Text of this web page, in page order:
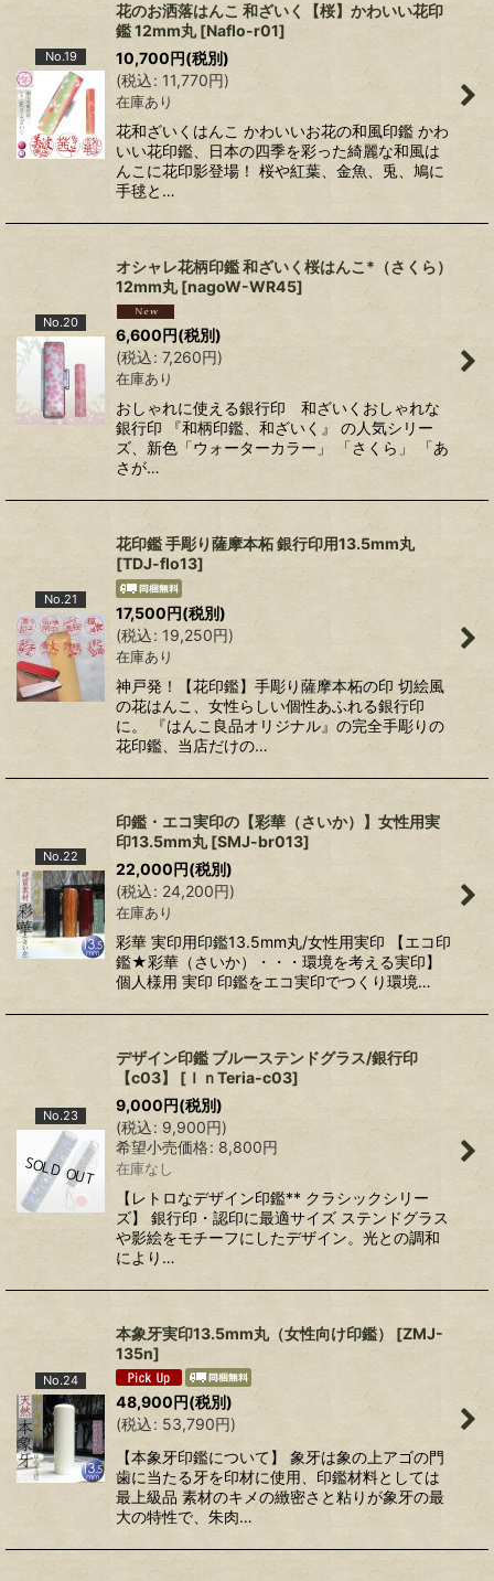
No.19
花のお洒落はんこ 和ざいく【桜】かわいい花印
鑑 12mm丸 [Naflo-r01]
10,700円(税別)
(税込: 11,770円)
在庫あり
花和ざいくはんこ かわいいお花の和風印鑑 かわ
いい花印鑑、日本の四季を彩った綺麗な和風は
んこに花印影登場！ 桜や紅葉、金魚、兎、鳩に
手毬と…
No.20
オシャレ花柄印鑑 和ざいく桜はんこ*（さくら）
12mm丸 [nagoW-WR45]
6,600円(税別)
(税込: 7,260円)
在庫あり
おしゃれに使える銀行印 和ざいくおしゃれな
銀行印 『和柄印鑑、和ざいく』 の人気シリー
ズ、新色「ウォーターカラー」 「さくら」 「あ
さが…
No.21
花印鑑 手彫り薩摩本柘 銀行印用13.5mm丸
[TDJ-flo13]
17,500円(税別)
(税込: 19,250円)
在庫あり
神戸発！【花印鑑】手彫り薩摩本柘の印 切絵風
の花はんこ、女性らしい個性あふれる銀行印
に。 『はんこ良品オリジナル』の完全手彫りの
花印鑑、当店だけの…
No.22
印鑑・エコ実印の【彩華（さいか）】女性用実
印13.5mm丸 [SMJ-br013]
22,000円(税別)
(税込: 24,200円)
在庫あり
彩華 実印用印鑑13.5mm丸/女性用実印 【エコ印
鑑★彩華（さいか）・・・環境を考える実印】
個人様用 実印 印鑑をエコ実印でつくり環境…
No.23
デザイン印鑑 ブルーステンドグラス/銀行印
【c03】
[ ＩｎTeria-c03]
9,000円(税別)
(税込: 9,900円)
希望小売価格: 8,800円
在庫なし
【レトロなデザイン印鑑** クラシックシリー
ズ】 銀行印・認印に最適サイズ ステンドグラス
や影絵をモチーフにしたデザイン。光との調和
により…
No.24
本象牙実印13.5mm丸（女性向け印鑑） [ZMJ-
135n]
48,900円(税別)
(税込: 53,790円)
【本象牙印鑑について】 象牙は象の上アゴの門
歯に当たる牙を印材に使用、印鑑材料としては
最上級品 素材のキメの緻密さと粘りが象牙の最
大の特性で、朱肉…